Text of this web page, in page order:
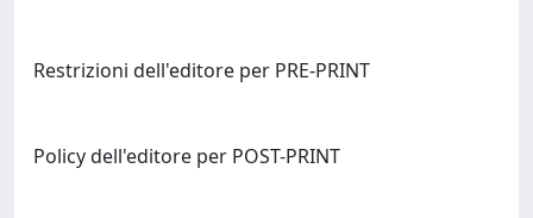
Restrizioni dell'editore per PRE-PRINT
Policy dell'editore per POST-PRINT